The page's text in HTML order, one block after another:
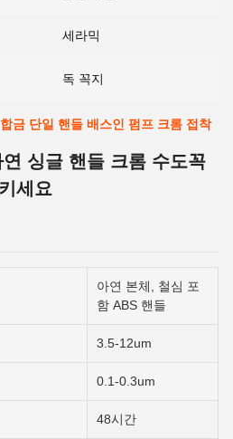
세라믹
독 꼭지
금 단일 핸들 배스인 펌프 크롬 접착
싱글 핸들 크롬 수도꼭
세요
아연 본체, 철심 포
함 ABS 핸들
3.5-12um
0.1-0.3um
48시간